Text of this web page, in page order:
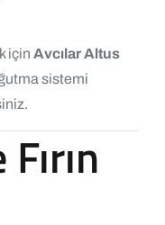
için Avcılar Altus
sistemi